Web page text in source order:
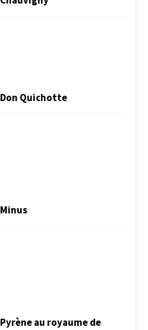
Don Quichotte
Minus
Pyrène au royaume de